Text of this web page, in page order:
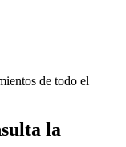
de todo el
la